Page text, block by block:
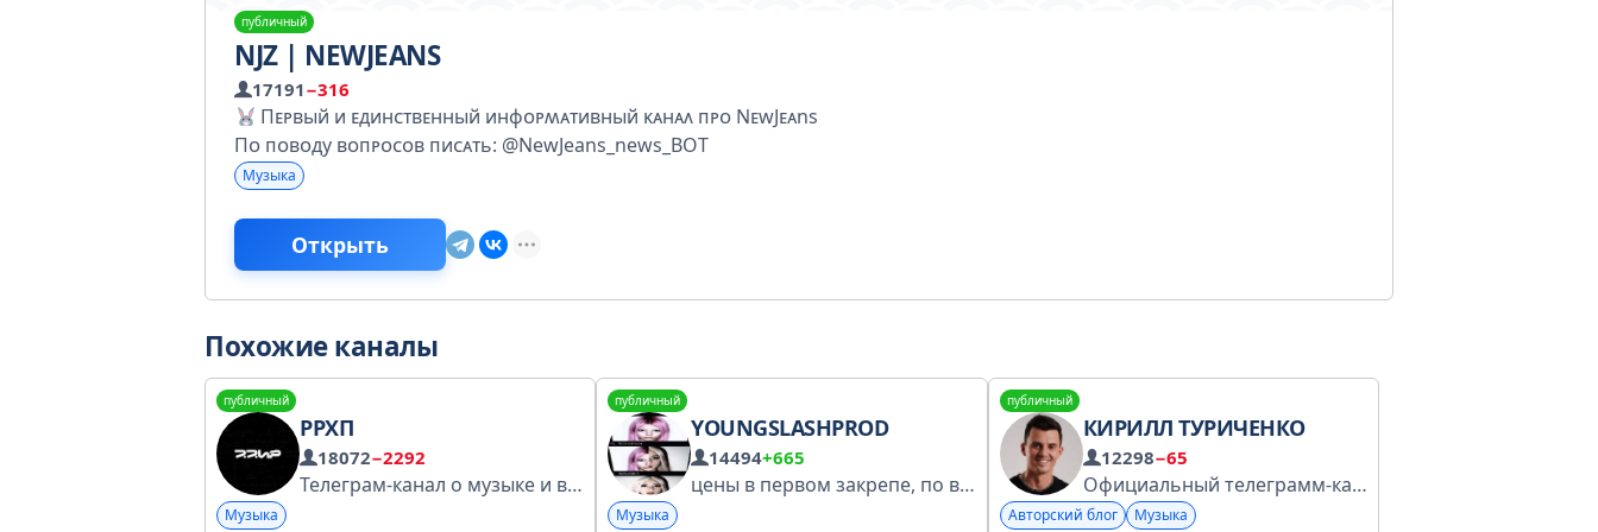
публичный
NJZ | NEWJEANS
17191−316
Пᴇᴩʙый и ᴇдинᴄᴛʙᴇнный инɸᴏᴩʍᴀᴛиʙный ᴋᴀнᴀᴧ ᴨᴩᴏ NᴇwJᴇᴀns
Пᴏ ᴨᴏʙᴏду ʙᴏᴨᴩᴏᴄᴏʙ ᴨиᴄᴀᴛь: @NewJeans_news_BOT
Музыка
Открыть
Похожие каналы
публичный
РРХП
18072−2292
Телеграм-канал о музыке и всём, что с ней связано Сотрудничество / вопросы: @marti_mcfluri
Музыка
публичный
YOUNGSLASHPROD
14494+665
цены в первом закрепе, по всем вопросам и приобретению: @youngslashprodx def @kpaftep
Музыка
публичный
КИРИЛЛ ТУРИЧЕНКО
12298−65
Официальный телеграмм-канал Кирилла Туриченко
Авторский блог Музыка